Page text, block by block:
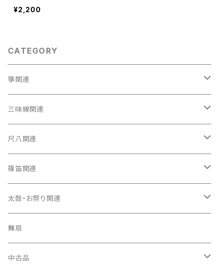
¥2,200
CATEGORY
箏関連
箏（本体）
箏カバー
箏袋
口前袋・尾布
爪・爪輪
爪入
三味線関連
三味線（本体）
三味線ケース
長トランク・三ツ折トランク
ソフトケース
雨用カバー
長袋・三ツ組袋・胴袋
胴掛
尺八関連
尺八（本体）
尺八袋
歌口キャップ
つゆ切り
篠笛関連
篠笛（本体）
お祭り用６穴
お祭り用７穴
篠笛袋
太鼓・お祭り関連
太鼓（本体）
太鼓撥
舞扇
中古品